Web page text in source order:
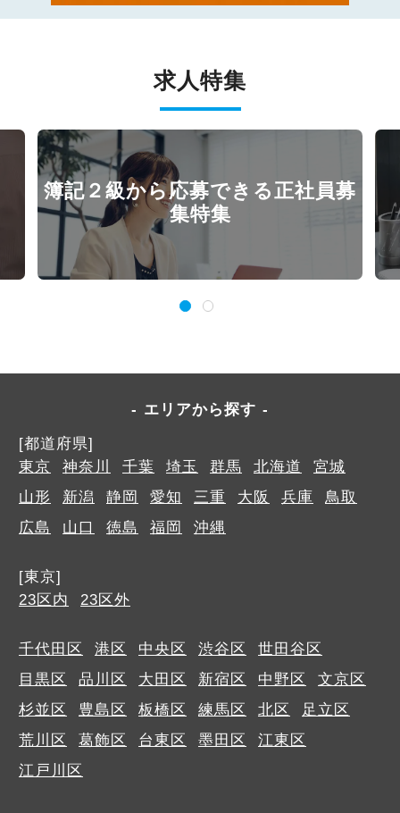
求人特集
簿記２級から応募できる正社員募
集特集
エリアから探す
[都道府県]
東京
神奈川 千葉 埼玉 群馬 北海道
宮城
山形
新潟 静岡 愛知 三重 大阪 兵庫
鳥取
広島
山口 徳島 福岡 沖縄
[東京]
23区内
23区外
千代田区 港区 中央区 渋谷区
世田谷区
目黒区
品川区 大田区 新宿区 中野区
文京区
杉並区
豊島区 板橋区 練馬区 北区
足立区
荒川区
葛飾区 台東区 墨田区
江東区
江戸川区